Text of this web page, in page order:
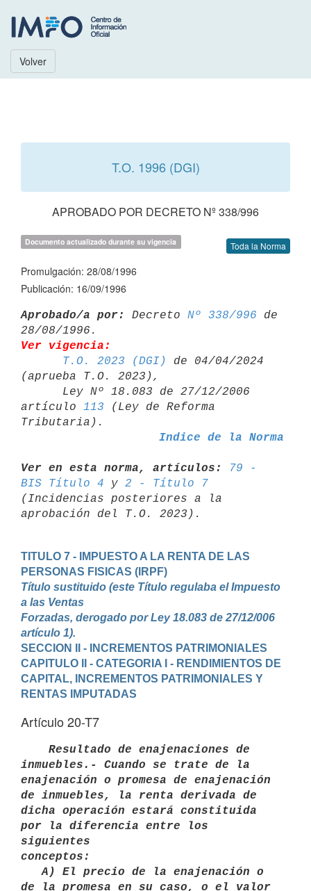
Volver
T.O. 1996 (DGI)
APROBADO POR DECRETO Nº 338/996
Documento actualizado durante su vigencia Toda la Norma
Promulgación: 28/08/1996
Publicación: 16/09/1996
Aprobado/a por: Decreto Nº 338/996 de
Ver vigencia:
T.O. 2023 (DGI)
de 04/04/2024
(aprueba T.O. 2023),
artículo 113 (Ley de Reforma
Indice de la Norma
Ver en esta norma, artículos:
79 -
BIS Título 4 y 2 - Título 7
(Incidencias posteriores a la
TITULO 7 - IMPUESTO A LA RENTA DE LAS
Título sustituido (este Título regulaba el Impuesto
a las Ventas
Forzadas, derogado por Ley 18.083 de 27/12/006
artículo 1).
SECCION II - INCREMENTOS PATRIMONIALES
CAPITULO II - CATEGORIA I - RENDIMIENTOS DE
CAPITAL, INCREMENTOS PATRIMONIALES Y
RENTAS IMPUTADAS
Artículo 20-T7
   Resultado de enajenaciones de
inmuebles.- Cuando se trate de la
enajenación o promesa de enajenación
de inmuebles, la renta derivada de
dicha operación estará constituida
por la diferencia entre los
siguientes
conceptos:
   A) El precio de la enajenación o
de la promesa en su caso, o el valor